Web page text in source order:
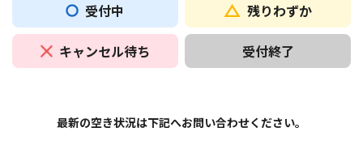
受付中 残りわずか
キャンセル待ち 受付終了
最新の空き状況は下記へお問い合わせください。